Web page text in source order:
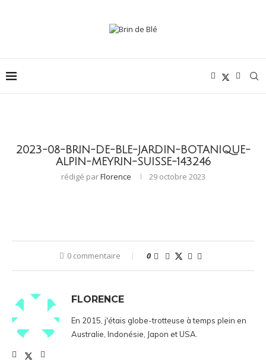
2023-08-BRIN-DE-BLE-JARDIN-BOTANIQUE-
ALPIN-MEYRIN-SUISSE-143246
rédigé parFlorence 29 octobre 2023
0 commentaire 0
FLORENCE
En 2015, j'étais globe-trotteuse à temps plein en
Australie, Indonésie, Japon et USA.